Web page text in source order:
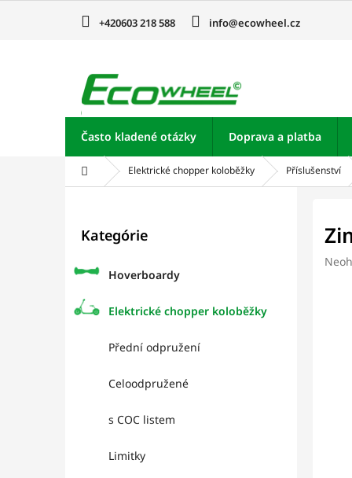
+420603 218 588 info@ecowheel.cz
Často kladené otázky Doprava a platba
Domov Elektrické chopper koloběžky Příslušenství
kategórie
Kategórie
Hoverboardy
Elektrické chopper koloběžky
Přední odpružení
Celoodpružené
s COC listem
Limitky